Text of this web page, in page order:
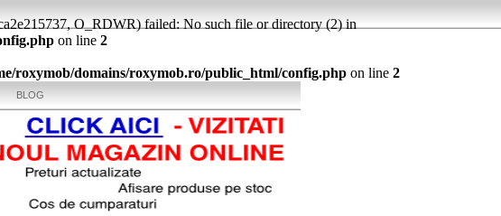
O_RDWR) failed: No such file or directory (2) in
on line 2
roxymob/domains/roxymob.ro/public_html/config.phpon line 2
BLOG